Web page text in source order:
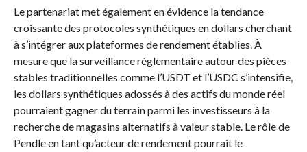
Le partenariat met également en évidence la tendance
croissante des protocoles synthétiques en dollars cherchant
à s’intégrer aux plateformes de rendement établies. À
mesure que la surveillance réglementaire autour des pièces
stables traditionnelles comme l’USDT et l’USDC s’intensifie,
les dollars synthétiques adossés à des actifs du monde réel
pourraient gagner du terrain parmi les investisseurs à la
recherche de magasins alternatifs à valeur stable. Le rôle de
Pendle en tant qu’acteur de rendement pourrait le